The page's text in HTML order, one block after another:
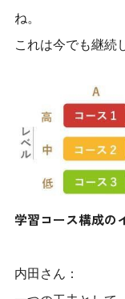
ね。
これは今でも継続
学習コース構成の
内田さん：